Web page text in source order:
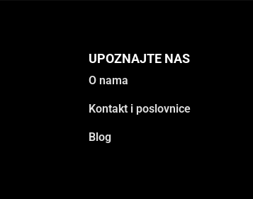
UPOZNAJTE NAS
O nama
Kontakt i poslovnice
Blog